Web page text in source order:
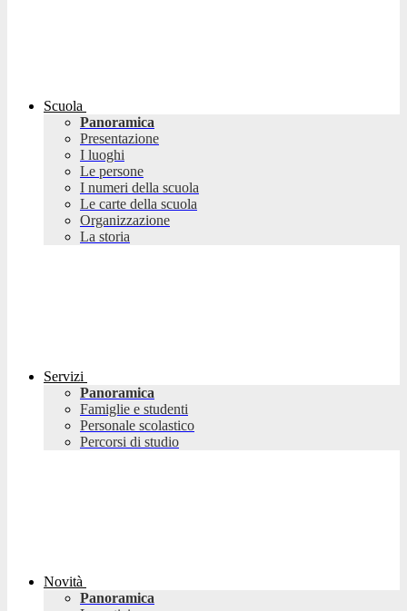
Scuola
Panoramica
Presentazione
I luoghi
Le persone
I numeri della scuola
Le carte della scuola
Organizzazione
La storia
Servizi
Panoramica
Famiglie e studenti
Personale scolastico
Percorsi di studio
Novità
Panoramica